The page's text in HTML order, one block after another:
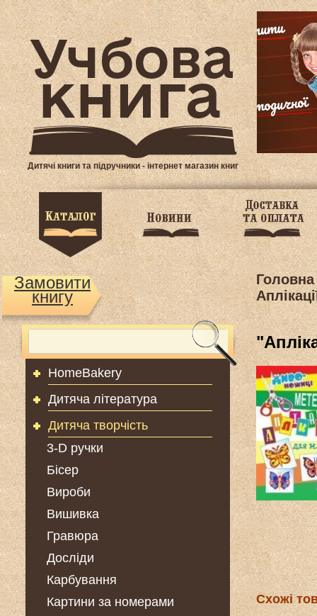
Дитячі книги та підручники - інтернет магазин книг
Замовити
книгу
HomeBakery
Дитяча література
Дитяча творчість
3-D ручки
Бісер
Вироби
Вишивка
Гравюра
Досліди
Карбування
Картини за номерами
Головна
Схожі